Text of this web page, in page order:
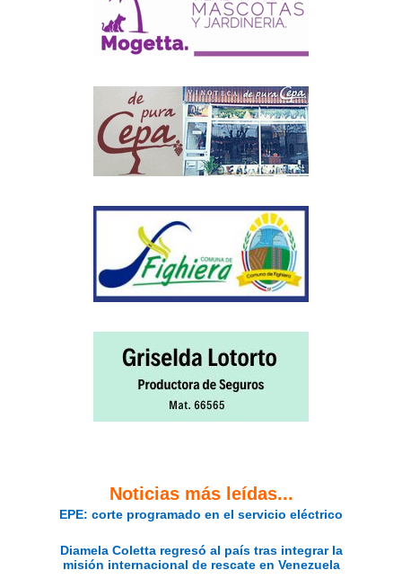
Noticias más leídas...
EPE: corte programado en el servicio eléctrico
Diamela Coletta regresó al país tras integrar la
misión internacional de rescate en Venezuela